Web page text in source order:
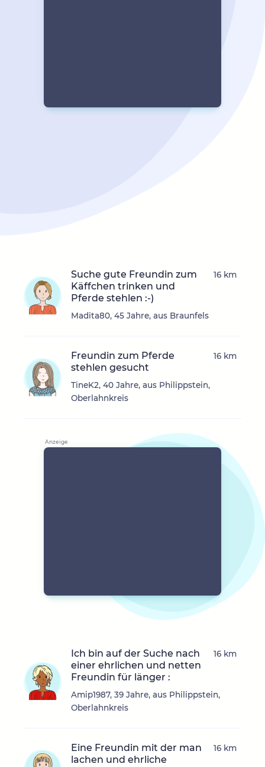
Suche gute Freundin zum
Käffchen trinken und
Pferde stehlen :-)
Madita80, 45 Jahre, aus Braunfels
16 km
Freundin zum Pferde
stehlen gesucht
TineK2, 40 Jahre, aus Philippstein,
Oberlahnkreis
16 km
Ich bin auf der Suche nach
einer ehrlichen und netten
Freundin für länger :
Amip1987, 39 Jahre, aus Philippstein,
Oberlahnkreis
16 km
Eine Freundin mit der man
lachen und ehrliche
16 km